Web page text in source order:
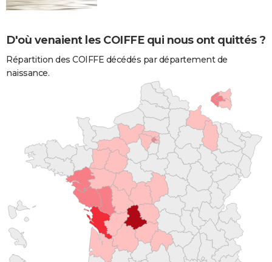
D'où venaient les COIFFE qui nous ont quittés ?
Répartition des COIFFE décédés par département de
naissance.